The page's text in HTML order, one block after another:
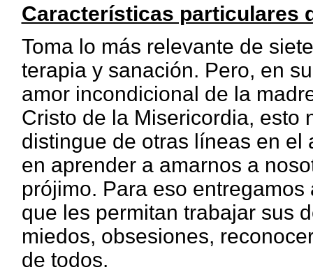
Características particulares
Toma lo más relevante de
terapia y sanación. Pero, en
amor incondicional de la
Cristo de la Misericordia, esto
distingue de otras líneas en
en aprender a amarnos a
prójimo. Para eso
que les permitan trabajar sus
miedos, obsesiones,
de todos.